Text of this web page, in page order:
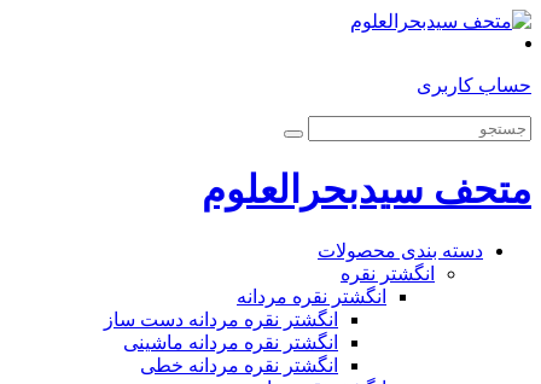
حساب کاربری
متحف سیدبحرالعلوم
دسته بندی محصولات
انگشتر نقره
انگشتر نقره مردانه
انگشتر نقره مردانه دست ساز
انگشتر نقره مردانه ماشینی
انگشتر نقره مردانه خطی